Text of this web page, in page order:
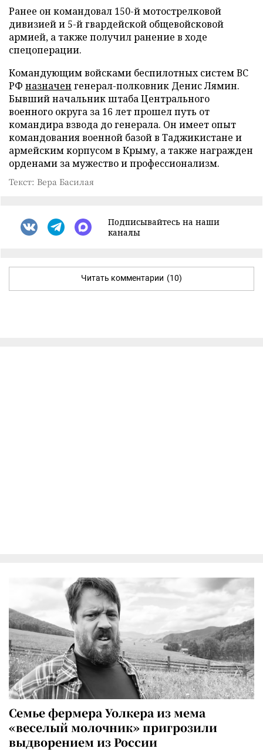
Ранее он командовал 150-й мотострелковой
дивизией и 5-й гвардейской общевойсковой
армией, а также получил ранение в ходе
спецоперации.
Командующим войсками беспилотных систем ВС
РФ назначен генерал-полковник Денис Лямин.
Бывший начальник штаба Центрального
военного округа за 16 лет прошел путь от
командира взвода до генерала. Он имеет опыт
командования военной базой в Таджикистане и
армейским корпусом в Крыму, а также награжден
орденами за мужество и профессионализм.
Текст: Вера Басилая
Подписывайтесь на наши
каналы
Читать комментарии (10)
Семье фермера Уолкера из мема
«веселый молочник» пригрозили
выдворением из России